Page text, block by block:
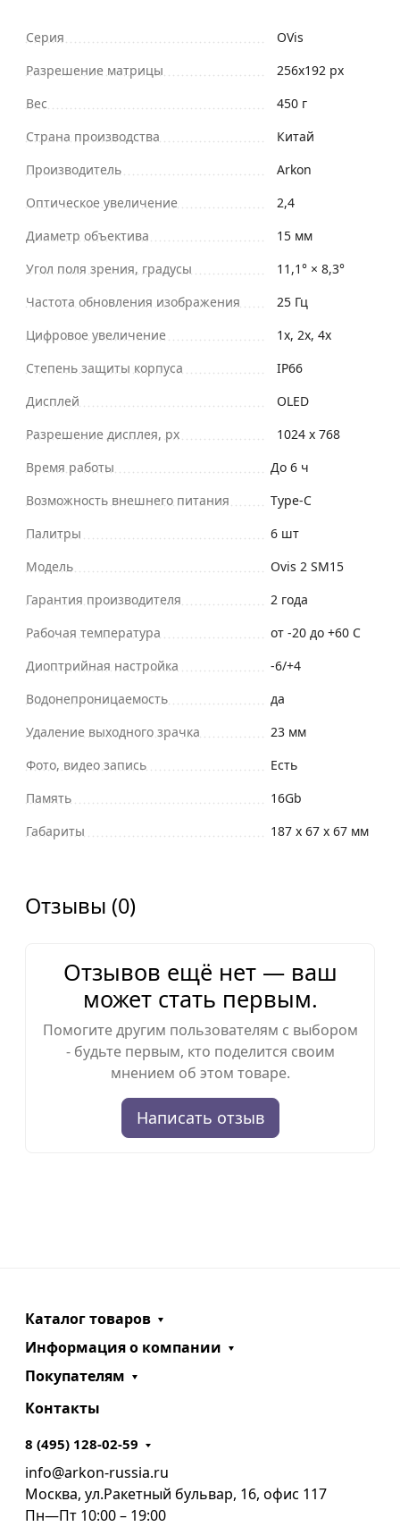
Серия
OVis
Разрешение матрицы
256x192 px
Вес
450 г
Страна производства
Китай
Производитель
Arkon
Оптическое увеличение
2,4
Диаметр объектива
15 мм
Угол поля зрения, градусы
11,1° × 8,3°
Частота обновления изображения
25 Гц
Цифровое увеличение
1x, 2x, 4x
Степень защиты корпуса
IP66
Дисплей
OLED
Разрешение дисплея, px
1024 х 768
Время работы
До 6 ч
Возможность внешнего питания
Type-C
Палитры
6 шт
Модель
Ovis 2 SM15
Гарантия производителя
2 года
Рабочая температура
от -20 до +60 С
Диоптрийная настройка
-6/+4
Водонепроницаемость
да
Удаление выходного зрачка
23 мм
Фото, видео запись
Есть
Память
16Gb
Габариты
187 x 67 x 67 мм
Отзывы (0)
Отзывов ещё нет — ваш
может стать первым.
Помогите другим пользователям с выбором
- будьте первым, кто поделится своим
мнением об этом товаре.
Написать отзыв
Каталог товаров
Информация о компании
Покупателям
Контакты
8 (495) 128-02-59
info@arkon-russia.ru
Москва, ул.Ракетный бульвар, 16, офис 117
Пн—Пт 10:00 – 19:00